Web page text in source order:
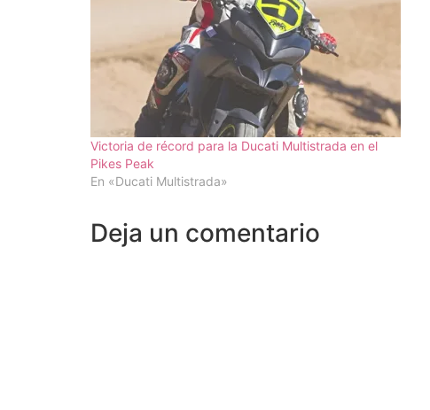
Victoria de récord para la Ducati Multistrada en el
Pikes Peak
En «Ducati Multistrada»
Deja un comentario